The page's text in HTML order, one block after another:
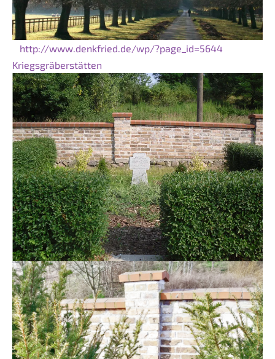
http://www.denkfried.de/wp/?page_id=5644
Kriegsgräberstätten